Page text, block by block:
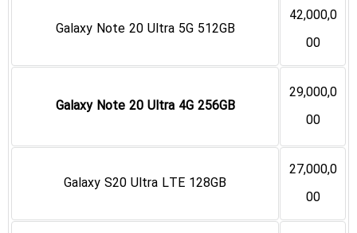
42,000,0
00
Galaxy Note 20 Ultra 5G 512GB
29,000,0
00
Galaxy Note 20 Ultra 4G 256GB
27,000,0
00
Galaxy S20 Ultra LTE 128GB